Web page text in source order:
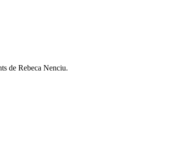
de Rebeca Nenciu.